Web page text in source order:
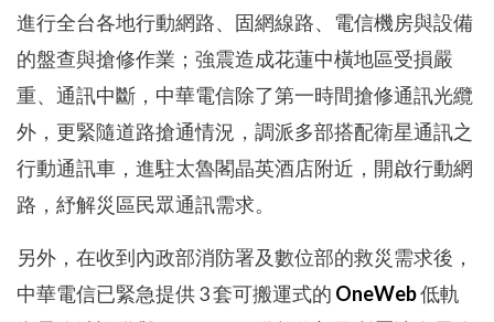
進行全台各地行動網路、固網線路、電信機房與設備
的盤查與搶修作業；強震造成花蓮中橫地區受損嚴
重、通訊中斷，中華電信除了第一時間搶修通訊光纜
外，更緊隨道路搶通情況，調派多部搭配衛星通訊之
行動通訊車，進駐太魯閣晶英酒店附近，開啟行動網
路，紓解災區民眾通訊需求。
另外，在收到內政部消防署及數位部的救災需求後，
中華電信已緊急提供 3 套可搬運式的 OneWeb低軌